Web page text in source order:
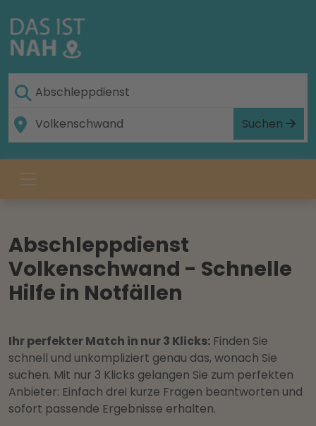
Suchen
Abschleppdienst
Volkenschwand - Schnelle
Hilfe in Notfällen
Ihr perfekter Match in nur 3 Klicks: Finden Sie
schnell und unkompliziert genau das, wonach Sie
suchen. Mit nur 3 Klicks gelangen Sie zum perfekten
Anbieter: Einfach drei kurze Fragen beantworten und
sofort passende Ergebnisse erhalten.